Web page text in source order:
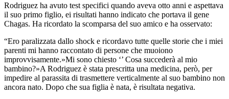
Rodriguez ha avuto test specifici quando aveva otto anni e aspettava
il suo primo figlio, ei risultati hanno indicato che portava il gene
Chagas. Ha ricordato la scomparsa del suo amico e ha osservato:
“Ero paralizzata dallo shock e ricordavo tutte quelle storie che i miei
parenti mi hanno raccontato di persone che muoiono
improvvisamente.»Mi sono chiesto ‘’ Cosa succederà al mio
bambino?»A Rodriguez è stata prescritta una medicina, però, per
impedire al parassita di trasmettere verticalmente al suo bambino non
ancora nato. Dopo che sua figlia è nata, è risultata negativa.